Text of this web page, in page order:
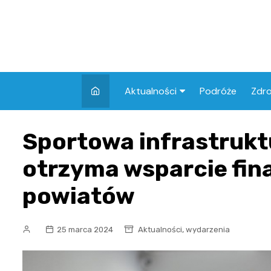
Aktualności Podróże
Sportowa
otrzyma wsparcie
powiatów
25 marca 2024 Aktualności, wydarzenia